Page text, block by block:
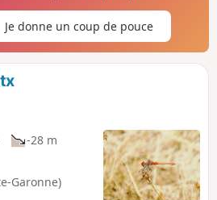
Je donne un coup de pouce
-28 m
Garonne)